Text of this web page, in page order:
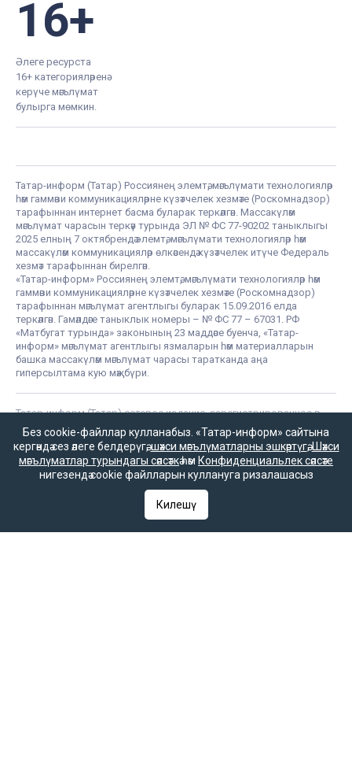
16+
Әлеге ресурста
16+ категорияләренә
керүче мәгълүмат
булырга мөмкин.
Татар-информ (Татар) Россиянең элемтә, мәгълүмати технологияләр
һәм гаммәви коммуникацияләрне күзәтчелек хезмәте (Роскомнадзор)
тарафыннан интернет басма буларак теркәлгән. Массакүләм
мәгълүмат чарасын теркәү турында ЭЛ № ФС 77-90202 таныклыгы
2025 елның 7 октябрендә элемтә, мәгълүмати технологияләр һәм
массакүләм коммуникацияләр өлкәсендә күзәтчелек итүче Федераль
хезмәт тарафыннан бирелгән.
«Татар-информ» Россиянең элемтә, мәгълүмати технологияләр һәм
гаммәви коммуникацияләрне күзәтчелек хезмәте (Роскомнадзор)
тарафыннан мәгълүмат агентлыгы буларак 15.09.2016 елда
теркәлгән. Гамәлдәге таныклык номеры – № ФС 77 – 67031. РФ
«Матбугат турында» законының 23 маддәсе буенча, «Татар-
информ» мәгълүмат агентлыгы язмаларын һәм материалларын
башка массакүләм мәгълүмат чарасы таратканда аңа
гиперсылтама кую мәҗбүри.
Татар-информ (Татар) сетевое издание, зарегистрированное в
Федеральной службе по надзору в сфере связи,
информационных технологий и массовых коммуникаций
(Роскомнадзор). Запись о регистрации СМИ ЭЛ № ФС 77 - 90202
07.10.2025 выдано Федеральной службой по надзору в сфере
связи, информационных технологий и массовых коммуникаций.
«Татар-информ» зарегистрировано как информационное
агентство в Федеральной службе по надзору в сфере связи,
информационных технологий и массовых коммуникаций
(Роскомнадзор). Номер действующего свидетельства ИА № ФС
Без cookie-файллар кулланабыз. «Татар-информ» сайтына
кергәндә сез әлеге белдерүгә,шәхси мәгълүматларны эшкәртүгә,Шәхси
мәгълүматлар турындагы сәясәткәһәм Конфиденциальлек сәясәте
нигезендә cookie файлларын куллануга ризалашасыз
Килешү